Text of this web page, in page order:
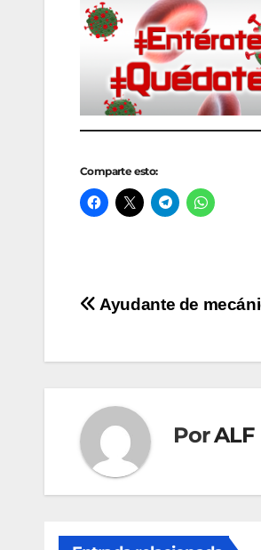
Comparte esto:
Navegación
Ayudante de
PorALF